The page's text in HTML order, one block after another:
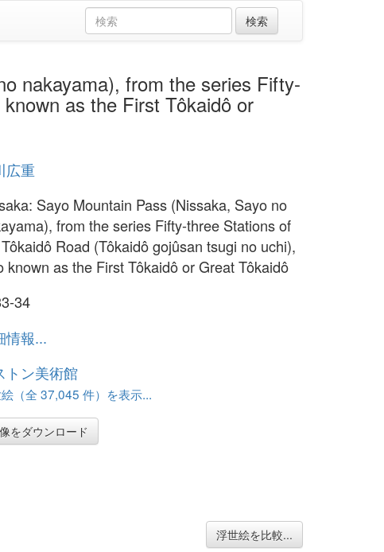
nakayama), from the series Fifty-
as the First Tôkaidô or
広重
Sayo Mountain Pass (Nissaka, Sayo no
from the series Fifty-three Stations of
Road (Tôkaidô gojûsan tsugi no uchi),
known as the First Tôkaidô or Great Tôkaidô
34
情報...
トン美術館
（全 37,045 件）を表示...
をダウンロード
浮世絵を比較...